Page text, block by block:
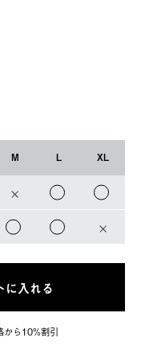
M L XL
に入れる
ら10%割引